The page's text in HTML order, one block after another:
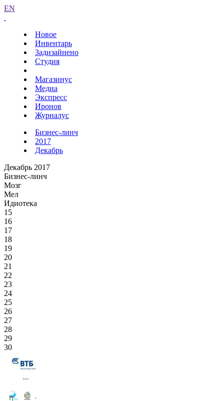
EN
Новое
Инвентарь
Задизайнено
Студия
Магазинус
Медиа
Экспресс
Иронов
Журналус
Бизнес-линч
2017
Декабрь
Декабрь 2017
Бизнес-линч
Мозг
Мел
Идиотека
15
16
17
18
19
20
21
22
23
24
25
26
27
28
29
30